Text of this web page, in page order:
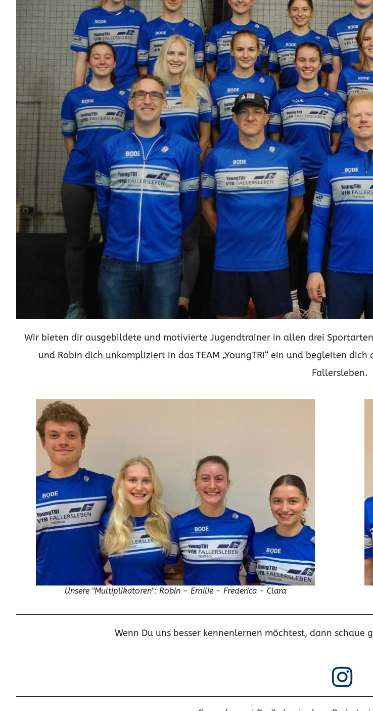
Wir bieten dir ausgebildete und motivierte Jugendtrainer in allen drei
und Robin dich unkompliziert in das TEAM „YoungTRI“ ein und begleiten
Fallersleben.
Unsere "Multiplikatoren": Robin - Emilie - Frederica - Clara
Wenn Du uns besser kennenlernen möchtest, dann